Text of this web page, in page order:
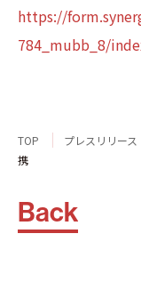
https://
784_mubb_8/
TOP プレスリリース
携
Back